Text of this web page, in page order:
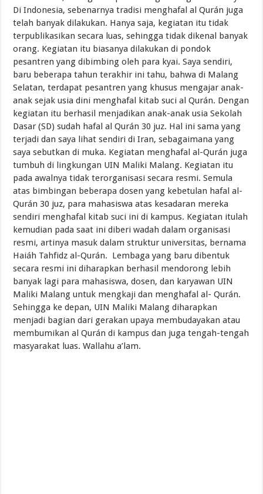
Di Indonesia, sebenarnya tradisi menghafal al Qurán juga
telah banyak dilakukan. Hanya saja, kegiatan itu tidak
terpublikasikan secara luas, sehingga tidak dikenal banyak
orang. Kegiatan itu biasanya dilakukan di pondok
pesantren yang dibimbing oleh para kyai. Saya sendiri,
baru beberapa tahun terakhir ini tahu, bahwa di Malang
Selatan, terdapat pesantren yang khusus mengajar anak-
anak sejak usia dini menghafal kitab suci al Qurán. Dengan
kegiatan itu berhasil menjadikan anak-anak usia Sekolah
Dasar (SD) sudah hafal al Qurán 30 juz. Hal ini sama yang
terjadi dan saya lihat sendiri di Iran, sebagaimana yang
saya sebutkan di muka. Kegiatan menghafal al-Qurán juga
tumbuh di lingkungan UIN Maliki Malang. Kegiatan itu
pada awalnya tidak terorganisasi secara resmi. Semula
atas bimbingan beberapa dosen yang kebetulan hafal al-
Qurán 30 juz, para mahasiswa atas kesadaran mereka
sendiri menghafal kitab suci ini di kampus. Kegiatan itulah
kemudian pada saat ini diberi wadah dalam organisasi
resmi, artinya masuk dalam struktur universitas, bernama
Haiáh Tahfidz al-Qurán. Lembaga yang baru dibentuk
secara resmi ini diharapkan berhasil mendorong lebih
banyak lagi para mahasiswa, dosen, dan karyawan UIN
Maliki Malang untuk mengkaji dan menghafal al- Qurán.
Sehingga ke depan, UIN Maliki Malang diharapkan
menjadi bagian dari gerakan upaya membudayakan atau
membumikan al Qurán di kampus dan juga tengah-tengah
masyarakat luas. Wallahu a’lam.